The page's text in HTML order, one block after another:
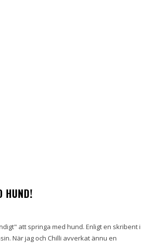
HUND!
att springa med hund. Enligt en skribent i
När jag och Chilli avverkat ännu en